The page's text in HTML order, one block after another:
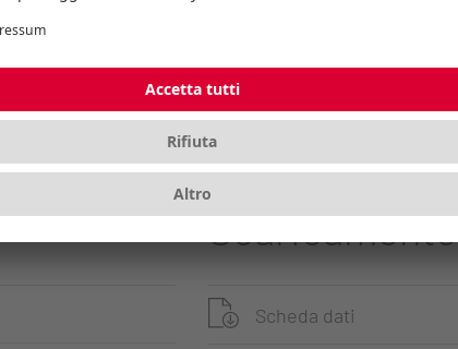
Scaricamento
Scheda dati